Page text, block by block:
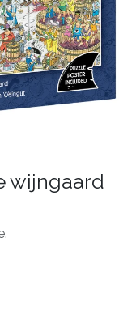
wijngaard